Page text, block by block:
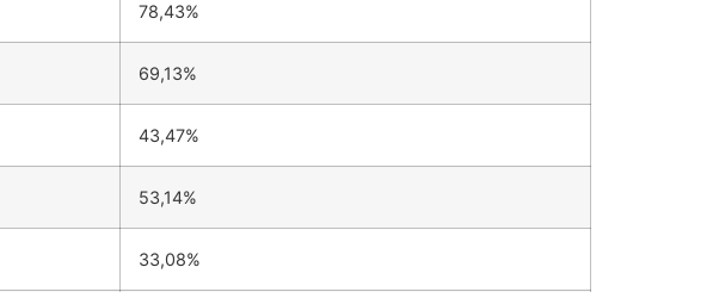
78,43%
69,13%
43,47%
53,14%
33,08%